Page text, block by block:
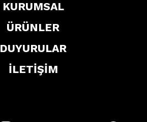
KURUMSAL
ÜRÜNLER
DUYURULAR
İLETİŞİM